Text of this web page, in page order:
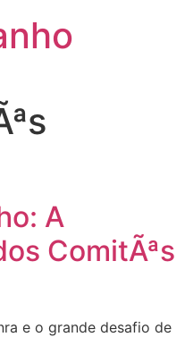
A
ComitÃªs
e o grande desafio de